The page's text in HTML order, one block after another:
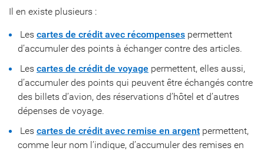
Il en existe plusieurs :
Les cartes de crédit avec récompenses permettent
d’accumuler des points à échanger contre des articles.
Les cartes de crédit de voyage permettent, elles aussi,
d’accumuler des points qui peuvent être échangés contre
des billets d’avion, des réservations d’hôtel et d’autres
dépenses de voyage.
Les cartes de crédit avec remise en argent permettent,
comme leur nom l’indique, d’accumuler des remises en